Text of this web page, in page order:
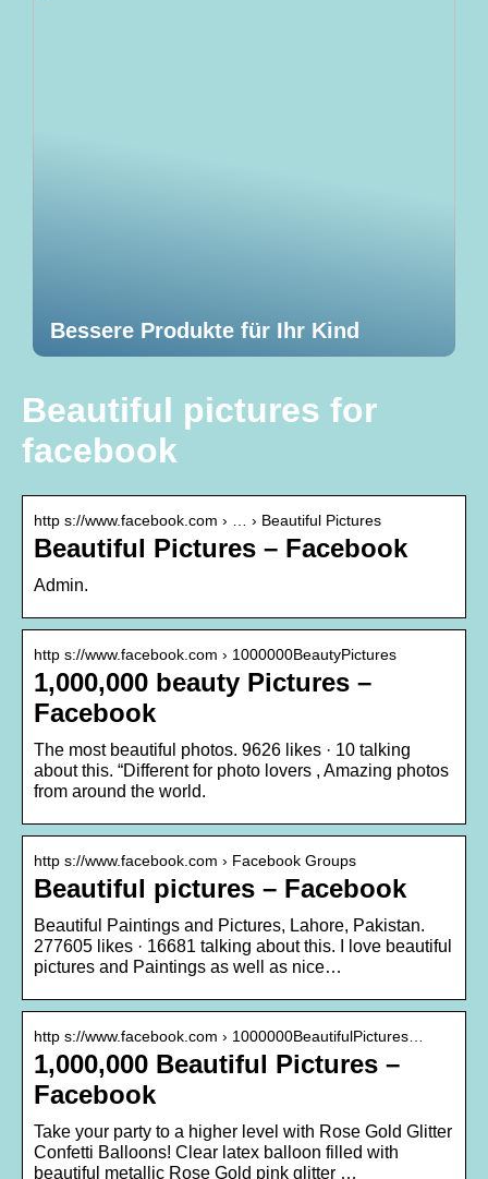
Bessere Produkte für Ihr Kind
Beautiful pictures for
facebook
http s://www.facebook.com › … › Beautiful Pictures
Beautiful Pictures – Facebook
Admin.
http s://www.facebook.com › 1000000BeautyPictures
1,000,000 beauty Pictures –
Facebook
The most beautiful photos. 9626 likes · 10 talking
about this. “Different for photo lovers , Amazing photos
from around the world.
http s://www.facebook.com › Facebook Groups
Beautiful pictures – Facebook
Beautiful Paintings and Pictures, Lahore, Pakistan.
277605 likes · 16681 talking about this. I love beautiful
pictures and Paintings as well as nice…
http s://www.facebook.com › 1000000BeautifulPictures…
1,000,000 Beautiful Pictures –
Facebook
Take your party to a higher level with Rose Gold Glitter
Confetti Balloons! Clear latex balloon filled with
beautiful metallic Rose Gold pink glitter …